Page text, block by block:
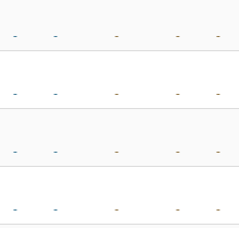
- - - -
-
- - - -
-
- - - -
-
- - - -
-